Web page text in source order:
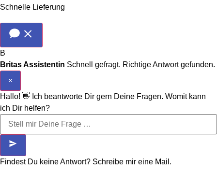
Schnelle Lieferung
B
Britas Assistentin Schnell gefragt. Richtige Antwort gefunden.
×
Hallo! 👋 Ich beantworte Dir gern Deine Fragen. Womit kann
ich Dir helfen?
Findest Du keine Antwort? Schreibe mir eine Mail.